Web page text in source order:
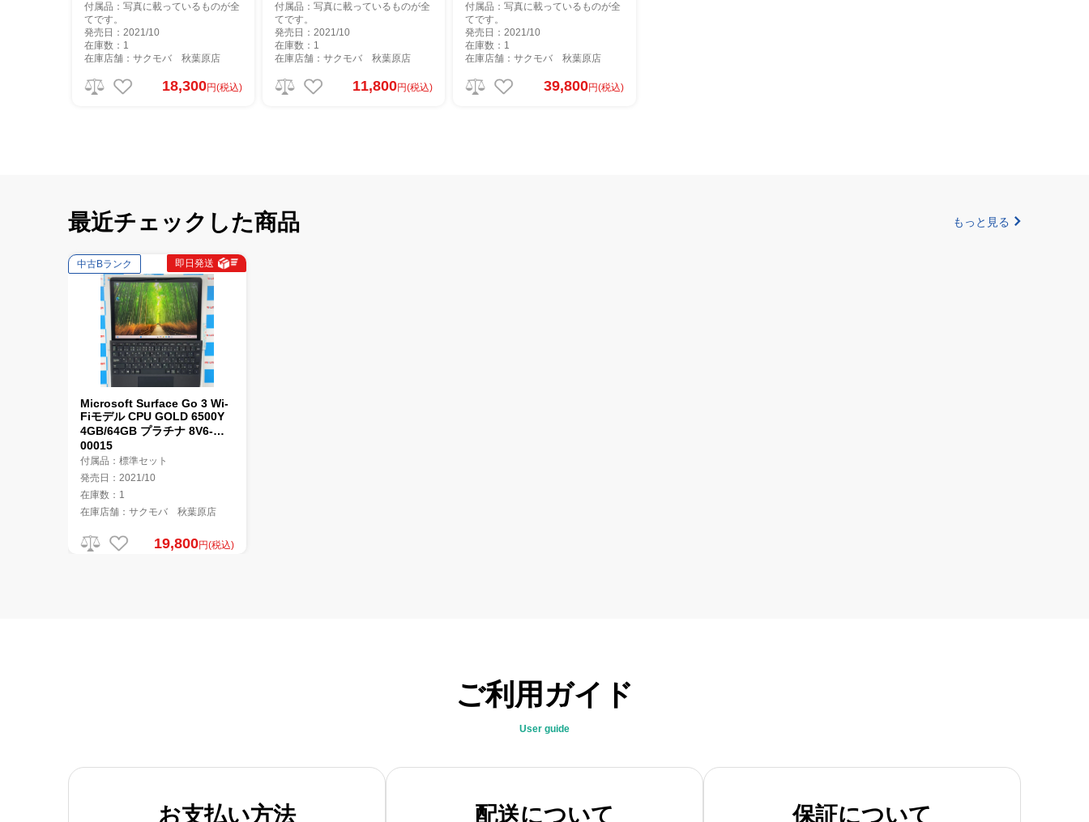
付属品：写真に載っているものが全
てです。
発売日：2021/10
在庫数：1
在庫店舗：サクモバ 秋葉原店
18,300円(税込)
付属品：写真に載っているものが全
てです。
発売日：2021/10
在庫数：1
在庫店舗：サクモバ 秋葉原店
11,800円(税込)
付属品：写真に載っているものが全
てです。
発売日：2021/10
在庫数：1
在庫店舗：サクモバ 秋葉原店
39,800円(税込)
最近チェックした商品 もっと見る
中古Bランク 即日発送
Microsoft Surface Go 3 Wi-
Fiモデル CPU GOLD 6500Y
4GB/64GB プラチナ 8V6-
00015
付属品：標準セット
発売日：2021/10
在庫数：1
在庫店舗：サクモバ 秋葉原店
19,800円(税込)
ご利用ガイド
User guide
お支払い方法 配送について 保証について